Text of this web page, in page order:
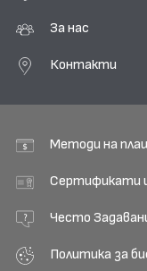
За нас
Контакти
Методи на
Сертификати
Често
Политика за